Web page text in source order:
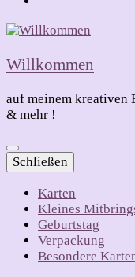
Willkommen
auf meinem kreativen
& mehr !
Schließen
Karten
Kleines
Geburtstag
Verpackung
Besondere